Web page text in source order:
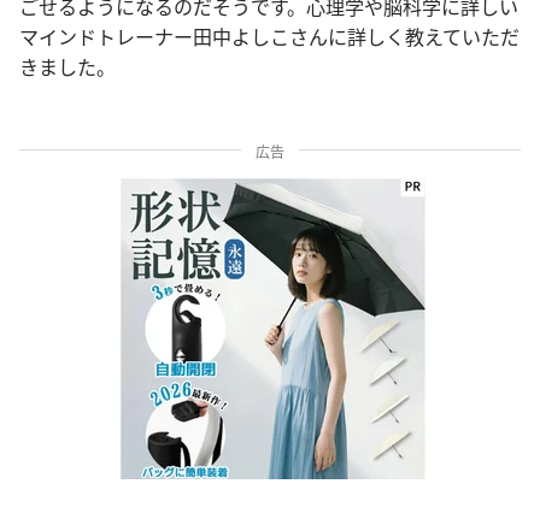
ごせるようになるのだそうです。心理学や脳科学に詳しい
マインドトレーナー田中よしこさんに詳しく教えていただ
きました。
広告